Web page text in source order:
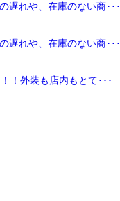
れや、在庫のない商･･･
れや、在庫のない商･･･
外装も店内もとて･･･